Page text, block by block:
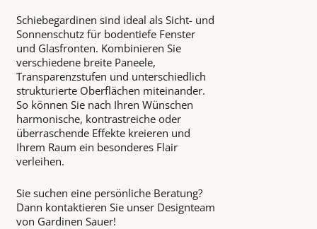
Schiebegardinen sind ideal als Sicht- und
Sonnenschutz für bodentiefe Fenster
und Glasfronten. Kombinieren Sie
verschiedene breite Paneele,
Transparenzstufen und unterschiedlich
strukturierte Oberflächen miteinander.
So können Sie nach Ihren Wünschen
harmonische, kontrastreiche oder
überraschende Effekte kreieren und
Ihrem Raum ein besonderes Flair
verleihen.
Sie suchen eine persönliche Beratung?
Dann kontaktieren Sie unser Designteam
von Gardinen Sauer!